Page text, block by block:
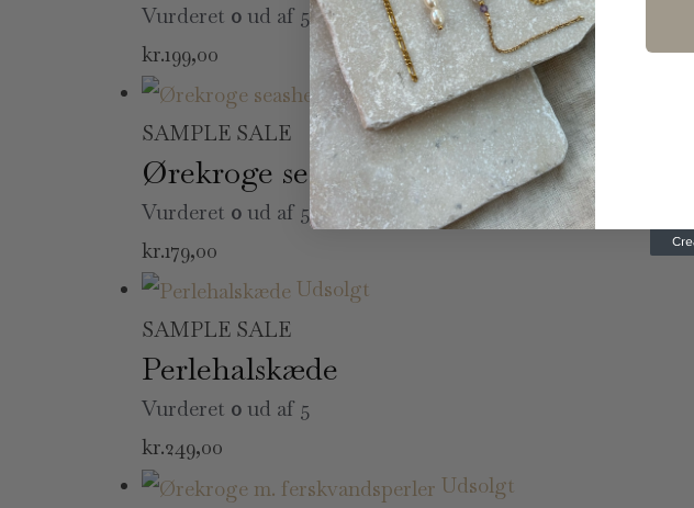
Vurderet 0 ud af 5
kr.199,00
Udsolgt
SAMPLE SALE
Ørekroge seashell
Vurderet 0 ud af 5
kr.179,00
Udsolgt
SAMPLE SALE
Perlehalskæde
Vurderet 0 ud af 5
kr.249,00
Udsolgt